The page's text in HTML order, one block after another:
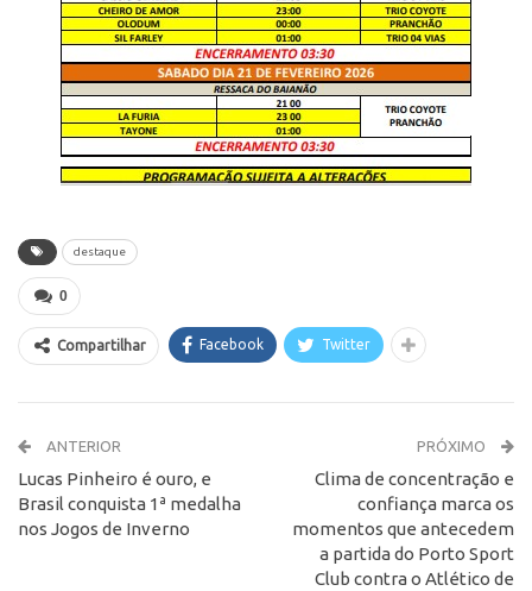
destaque
0
Compartilhar Facebook Twitter
ANTERIOR
Lucas Pinheiro é ouro, e
Brasil conquista 1ª medalha
nos Jogos de Inverno
PRÓXIMO
Clima de concentração e
confiança marca os
momentos que antecedem
a partida do Porto Sport
Club contra o Atlético de